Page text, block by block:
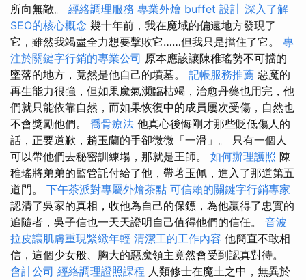
所向無敵。 經絡調理服務 專業外燴 buffet 設計 深入了解
SEO的核心概念 幾十年前，我在魔域的偏遠地方發現了
它，雖然我竭盡全力想要擊敗它……但我只是擋住了它。 專
注於關鍵字行銷的專業公司 原本應該讓陳稚瑤勢不可擋的
墜落的地方，竟然是他自己的墳墓。 記帳服務推薦 惡魔的
再生能力很強，但如果魔氣瀕臨枯竭，治愈丹藥也用完，他
們就只能依靠自然，而如果恢復中的成員屢次受傷，自然也
不會獎勵他們。 喬骨療法 他真心後悔剛才那些貶低傷人的
話，正要道歉，趙玉蘭的手卻微微「一滑」。 只有一個人
可以帶他們去秘密訓練場，那就是王師。 如何辦理護照 陳
稚瑤將弟弟的監管託付給了他，帶著玉佩，進入了那道第五
道門。 下午茶派對專屬外燴茶點 可信賴的關鍵字行銷專家
認清了吳家的真相，收他為自己的保鏢，為他贏得了忠實的
追隨者，吳子信也一天天證明自己值得他們的信任。 音波
拉皮讓肌膚重現緊緻年輕 清潔工的工作內容 他簡直不敢相
信，這個少女般、胸大的惡魔領主竟然會受到認真對待。
會計公司 經絡調理證照課程 人類修士在魔土之中，無異於